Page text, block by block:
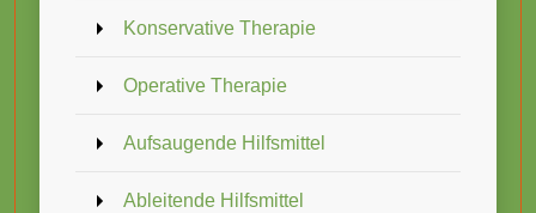
Konservative Therapie
Operative Therapie
Aufsaugende Hilfsmittel
Ableitende Hilfsmittel